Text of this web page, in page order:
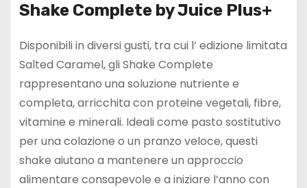
Shake Complete by Juice Plus+
Disponibili in diversi gusti, tra cui l’ edizione limitata
Salted Caramel, gli Shake Complete
rappresentano una soluzione nutriente e
completa, arricchita con proteine vegetali, fibre,
vitamine e minerali. Ideali come pasto sostitutivo
per una colazione o un pranzo veloce, questi
shake aiutano a mantenere un approccio
alimentare consapevole e a iniziare l’anno con